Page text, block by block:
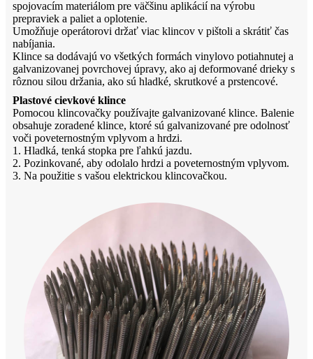
spojovacím materiálom pre väčšinu aplikácií na výrobu
prepraviek a paliet a oplotenie.
Umožňuje operátorovi držať viac klincov v pištoli a skrátiť čas
nabíjania.
Klince sa dodávajú vo všetkých formách vinylovo potiahnutej a
galvanizovanej povrchovej úpravy, ako aj deformované drieky s
rôznou silou držania, ako sú hladké, skrutkové a prstencové.
Plastové cievkové klince
Pomocou klincovačky používajte galvanizované klince. Balenie
obsahuje zoradené klince, ktoré sú galvanizované pre odolnosť
voči poveternostným vplyvom a hrdzi.
1. Hladká, tenká stopka pre ľahkú jazdu.
2. Pozinkované, aby odolalo hrdzi a poveternostným vplyvom.
3. Na použitie s vašou elektrickou klincovačkou.